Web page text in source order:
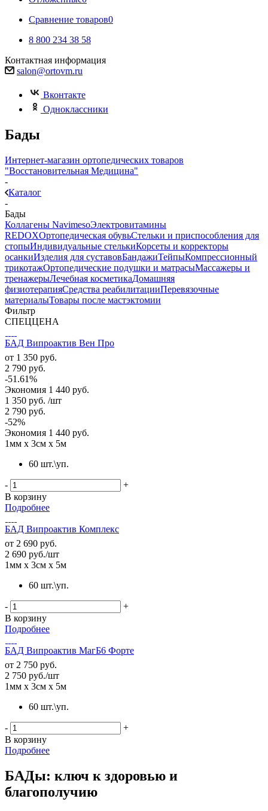
Сравнение товаров0
8 800 234 38 58
Контактная информация
salon@ortovm.ru
Вконтакте
Одноклассники
Бады
Интернет-магазин ортопедических товаров
"Восстановительная Медицина"
-
Каталог
-
Бады
Коллагены NavimesoЭлектровитамины
REDOXОртопедическая обувьСтельки и приспособления для
стопыИндивидуальные стелькиКорсеты и корректоры
осанкиИзделия для суставовБандажиТейпыКомпрессионный
трикотажОртопедические подушки и матрасыМассажеры и
тренажерыЛечебная косметикаДомашняя
физиотерапияСредства реабилитацииПеревязочные
материалыТовары после мастэктомии
Фильтр
СПЕЦЦЕНА
БАД Випроактив Вен Про
от 1 350 руб.
2 790 руб.
-51.61%
Экономия 1 440 руб.
1 350 руб. /шт
2 790 руб.
-52%
Экономия 1 440 руб.
1мм х 3см х 5м
60 шт.\уп.
-
+
В корзину
Подробнее
БАД Випроактив Комплекс
от 2 690 руб.
2 690 руб./шт
1мм х 3см х 5м
60 шт.\уп.
-
+
В корзину
Подробнее
БАД Випроактив МагБ6 Форте
от 2 750 руб.
2 750 руб./шт
1мм х 3см х 5м
60 шт.\уп.
-
+
В корзину
Подробнее
БАДы: ключ к здоровью и
благополучию